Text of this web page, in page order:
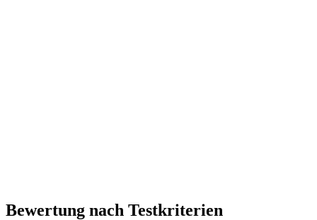
Bewertung nach Testkriterien